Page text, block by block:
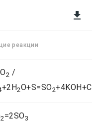

реакции
2 /
+2H2O+S=SO2+4KOH+Cr
2=2SO3